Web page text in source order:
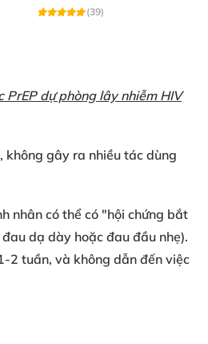
(39)
PrEP dự phòng lây nhiễm HIV
không gây ra nhiều tác dùng
nhân có thể có "hội chứng bắt
dạ dày hoặc đau đầu nhẹ).
2 tuần, và không dẫn đến việc